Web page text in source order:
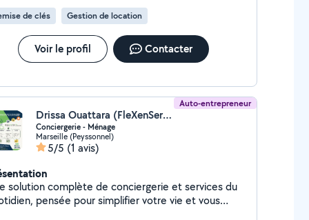
de clés Gestion de location
Voir le profil Contacter
Auto-entrepreneur
Drissa Ouattara (FleXenService)
Conciergerie - Ménage
Marseille (Peyssonnel)
5/5 (1 avis)
solution complète de conciergerie et services du
pensée pour simplifier votre vie et vous